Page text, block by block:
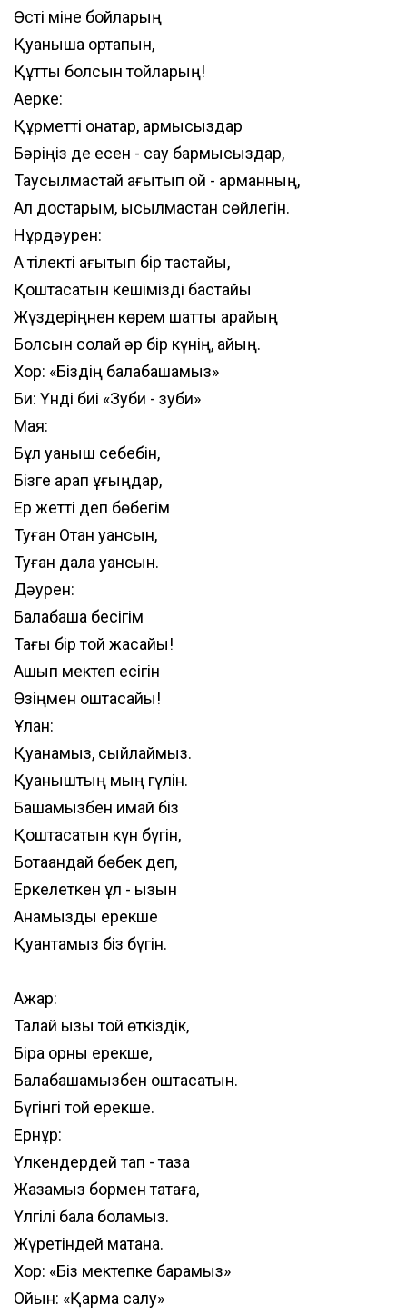
Өсті міне бойларың
Қуанышқа ортақпын,
Құтты болсын тойларың!
Ақерке:
Құрметті қонақтар, армысыздар
Бәріңіз де есен - сау бармысыздар,
Таусылмастай ағытып ой - арманның,
Ал достарым, қысылмастан сөйлегін.
Нұрдәурен:
Ақ тілекті ағытып бір тастайық,
Қоштасатын кешімізді бастайық
Жүздеріңнен көрем шаттық арайың
Болсын солай әр бір күнің, айың.
Хор: «Біздің балабақшамыз»
Би: Үнді биі «Зуби - зуби»
Мая:
Бұл қуаныш себебін,
Бізге қарап ұғыңдар,
Ер жетті деп бөбегім
Туған Отан қуансын,
Туған дала қуансын.
Дәурен:
Балабақша бесігім
Тағы бір той жасайық!
Ашып мектеп есігін
Өзіңмен қоштасайық!
Ұлан:
Қуанамыз, сыйлаймыз.
Қуаныштың мың гүлін.
Бақшамызбен қимай біз
Қоштасатын күн бүгін,
Ботақандай бөбек деп,
Еркелеткен ұл - қызын
Анамызды ерекше
Қуантамыз біз бүгін.
Ажар:
Талай қызық той өткіздік,
Бірақ орны ерекше,
Балабақшамызбен қоштасатын.
Бүгінгі той ерекше.
Ернұр:
Үлкендердей тап - таза
Жазамыз бормен тақтаға,
Үлгілі бала боламыз.
Жүретіндей мақтана.
Хор: «Біз мектепке барамыз»
Ойын: «Қармақ салу»